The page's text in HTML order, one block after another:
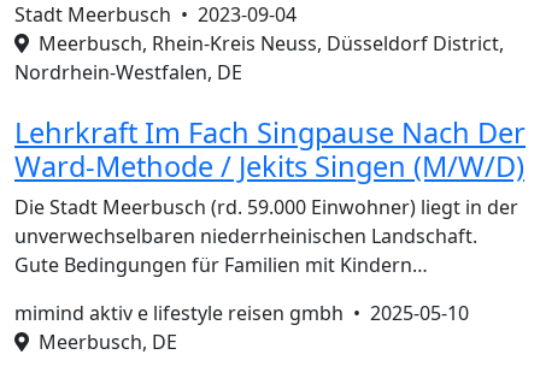
Stadt Meerbusch • 2023-09-04
Meerbusch, Rhein-Kreis Neuss, Düsseldorf District,
Nordrhein-Westfalen, DE
Lehrkraft Im Fach Singpause Nach Der
Ward-Methode / Jekits Singen (M/W/D)
Die Stadt Meerbusch (rd. 59.000 Einwohner) liegt in der
unverwechselbaren niederrheinischen Landschaft.
Gute Bedingungen für Familien mit Kindern…
mimind aktiv e lifestyle reisen gmbh • 2025-05-10
Meerbusch, DE